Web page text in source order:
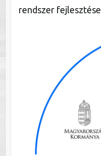
rendszer fejlesztése